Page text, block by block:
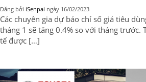
Đăng bởi iSenpai ngày 16/02/2023
Các chuyên gia dự báo chỉ số giá tiêu
tháng 1 sẽ tăng 0.4% so với tháng trước.
tế được […]